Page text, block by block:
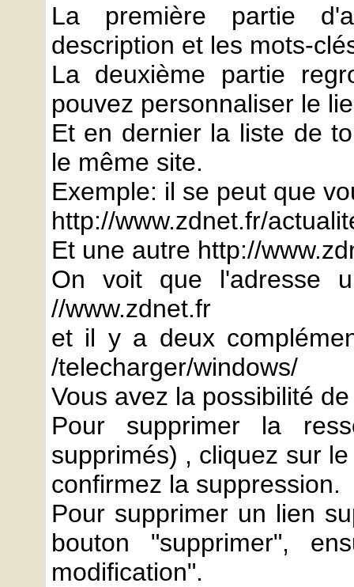
La première partie
description et les mots-
La deuxième partie
pouvez personnaliser le
Et en dernier la liste de
le même site.
Exemple: il se peut que
http://www.zdnet.fr/
Et une autre http://
On voit que l'adresse
//www.zdnet.fr
et il y a deux
/telecharger/windows/
Vous avez la possibilité
Pour supprimer la
supprimés) , cliquez sur
confirmez la suppression.
Pour supprimer un lien
bouton "supprimer",
modification".